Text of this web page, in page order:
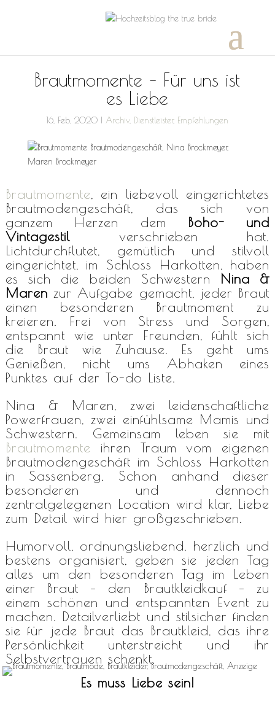
Brautmomente – Für uns ist
es Liebe
16, Feb, 2020 Archiv, Dienstleister, Empfehlungen
Brautmomente, ein liebevoll eingerichtetes
Brautmodengeschäft, das sich von
ganzem Herzen dem Boho- und
Vintagestilverschrieben hat.
Lichtdurchflutet, gemütlich und stilvoll
eingerichtet, im Schloss Harkotten, haben
es sich die beiden Schwestern Nina &
Maren zur Aufgabe gemacht, jeder Braut
einen besonderen Brautmoment zu
kreieren. Frei von Stress und Sorgen,
entspannt wie unter Freunden, fühlt sich
die Braut wie Zuhause. Es geht ums
Genießen, nicht ums Abhaken eines
Punktes auf der To-do Liste.
Nina & Maren, zwei leidenschaftliche
Powerfrauen, zwei einfühlsame Mamis und
Schwestern. Gemeinsam leben sie mit
Brautmomente ihren Traum vom eigenen
Brautmodengeschäft im Schloss Harkotten
in Sassenberg. Schon anhand dieser
besonderen und dennoch
zentralgelegenen Location wird klar, Liebe
zum Detail wird hier großgeschrieben.
Humorvoll, ordnungsliebend, herzlich und
bestens organisiert, geben sie jeden Tag
alles um den besonderen Tag im Leben
einer Braut – den Brautkleidkauf – zu
einem schönen und entspannten Event zu
machen. Detailverliebt und stilsicher finden
sie für jede Braut das Brautkleid, das ihre
Persönlichkeit unterstreicht und ihr
Selbstvertrauen schenkt.
Es muss Liebe sein!